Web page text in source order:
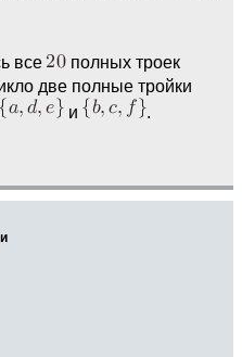
все
полных троек
две полные тройки
и .